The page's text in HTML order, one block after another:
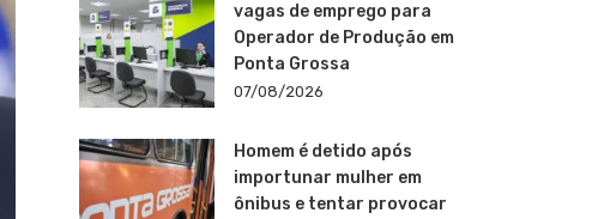
vagas de emprego para
Operador de Produção em
Ponta Grossa
07/08/2026
Homem é detido após
importunar mulher em
ônibus e tentar provocar